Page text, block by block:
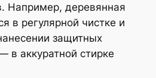
Например, деревянная
в регулярной чистке и
защитных
в аккуратной стирке